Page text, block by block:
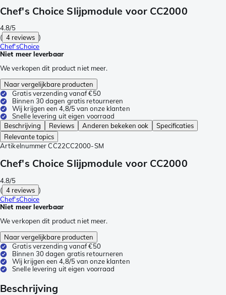
Chef's Choice Slijpmodule voor CC2000
4.8/5
( 4 reviews )
Chef'sChoice
Niet meer leverbaar
We verkopen dit product niet meer.
Naar vergelijkbare producten
Gratis verzending vanaf €50
Binnen 30 dagen gratis retourneren
Wij krijgen een 4,8/5 van onze klanten
Snelle levering uit eigen voorraad
Beschrijving
Reviews Anderen bekeken ook
Specificaties
Relevante topics
Artikelnummer CC22CC2000-SM
Chef's Choice Slijpmodule voor CC2000
4.8/5
( 4 reviews )
Chef'sChoice
Niet meer leverbaar
We verkopen dit product niet meer.
Naar vergelijkbare producten
Gratis verzending vanaf €50
Binnen 30 dagen gratis retourneren
Wij krijgen een 4,8/5 van onze klanten
Snelle levering uit eigen voorraad
Beschrijving